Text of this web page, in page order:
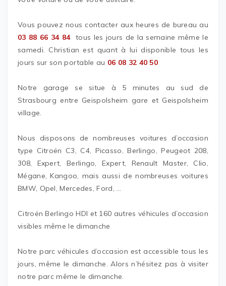
Vous pouvez nous contacter aux heures de bureau au
03 88 66 34 84tous les jours de la semaine même le
samedi. Christian est quant à lui disponible tous les
jours sur son portable au 06 08 32 40 50
Notre garage se situe à 5 minutes au sud de
Strasbourg entre Geispolsheim gare et Geispolsheim
village.
Nous disposons de nombreuses voitures d’occasion
type Citroën C3, C4, Picasso, Berlingo, Peugeot 208,
308, Expert, Berlingo, Expert, Renault Master, Clio,
Mégane, Kangoo, mais aussi de nombreuses voitures
BMW, Opel, Mercedes, Ford, …
Citroën Berlingo HDI et 160 autres véhicules d’occasion
visibles même le dimanche
Notre parc véhicules d’occasion est accessible tous les
jours, même le dimanche. Alors n’hésitez pas à visiter
notre parc même le dimanche.